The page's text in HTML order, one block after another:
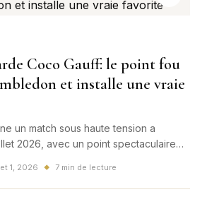
Coco Gauff: le point fou
et installe une vraie
un match sous haute tension a
2026, avec un point spectaculaire
aussi la France du tennis apres Roland-
1, 2026 ◆ 7 min de lecture